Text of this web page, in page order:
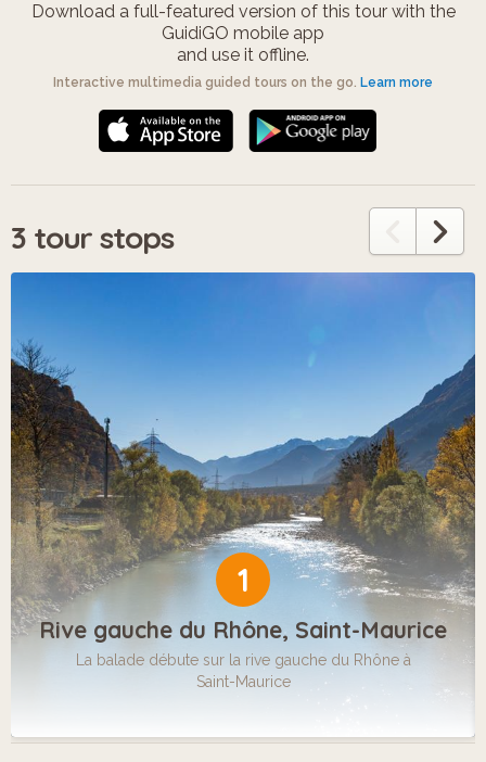
Download a full-featured version of this tour with the
GuidiGO mobile app
and use it offline.
Interactive multimedia guided tours on the go. Learn more
3 tour stops
1
Rive gauche du Rhône, Saint-Maurice
La balade débute sur la rive gauche du Rhône à
Saint-Maurice